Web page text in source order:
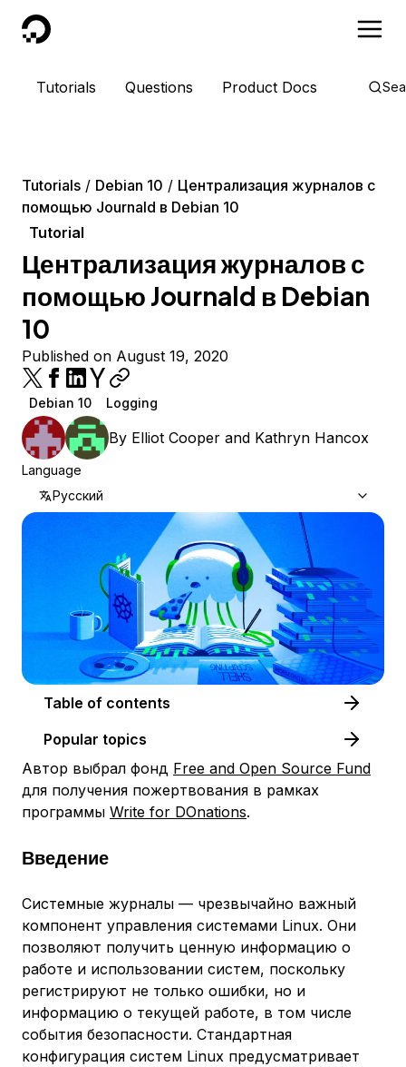
DigitalOcean
Tutorials Questions Product Docs
Tutorials Debian 10
Централизация журналов с
помощью Journald в Debian 10
Tutorial
Централизация журналов с
помощью Journald в Debian
10
Published on August 19, 2020
Debian 10 Logging
By Elliot Cooper and Kathryn Hancox
Language
Русский
Table of contents
Popular topics
Автор выбрал фонд Free and Open Source Fund
для получения пожертвования в рамках
программы Write for DOnations.
Введение
Системные журналы — чрезвычайно важный
компонент управления системами Linux. Они
позволяют получить ценную информацию о
работе и использовании систем, поскольку
регистрируют не только ошибки, но и
информацию о текущей работе, в том числе
события безопасности. Стандартная
конфигурация систем Linux предусматривает